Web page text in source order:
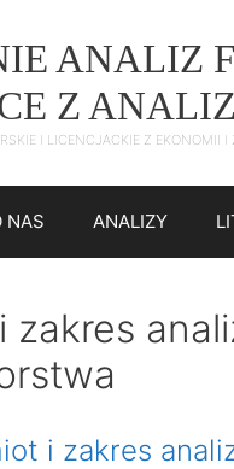
ANALIZ
Z
I LICENCJACKIE Z
NAS ANALIZY
zakres
i zakres